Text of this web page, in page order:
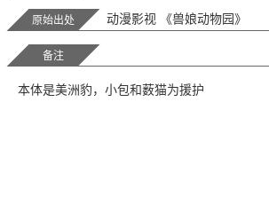
原始出处 动漫影视 《兽娘动物园》
备注
本体是美洲豹，小包和薮猫为援护